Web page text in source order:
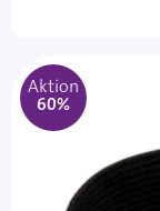
Aktion
60%